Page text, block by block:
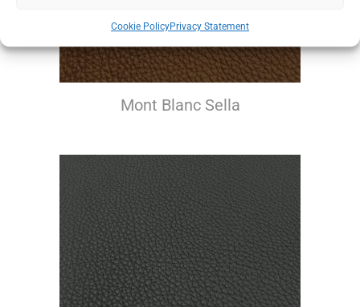
Cookie PolicyPrivacy Statement
Mont Blanc Sella